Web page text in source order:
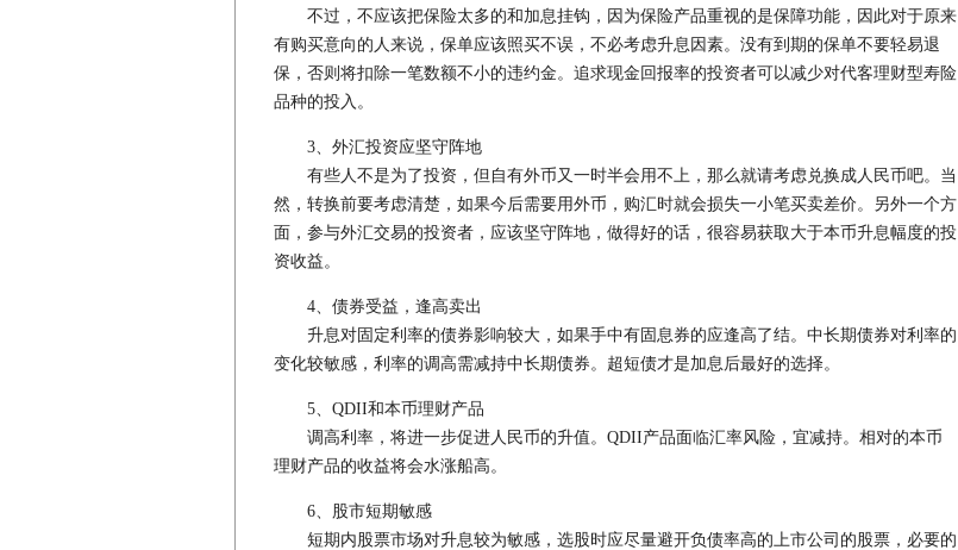
不过，不应该把保险太多的和加息挂钩，因为保险产品重视的是保障功能，因此对于原来
有购买意向的人来说，保单应该照买不误，不必考虑升息因素。没有到期的保单不要轻易退
保，否则将扣除一笔数额不小的违约金。追求现金回报率的投资者可以减少对代客理财型寿险
品种的投入。
3、外汇投资应坚守阵地
有些人不是为了投资，但自有外币又一时半会用不上，那么就请考虑兑换成人民币吧。当
然，转换前要考虑清楚，如果今后需要用外币，购汇时就会损失一小笔买卖差价。另外一个方
面，参与外汇交易的投资者，应该坚守阵地，做得好的话，很容易获取大于本币升息幅度的投
资收益。
4、债券受益，逢高卖出
升息对固定利率的债券影响较大，如果手中有固息券的应逢高了结。中长期债券对利率的
变化较敏感，利率的调高需减持中长期债券。超短债才是加息后最好的选择。
5、QDII和本币理财产品
调高利率，将进一步促进人民币的升值。QDII产品面临汇率风险，宜减持。相对的本币
理财产品的收益将会水涨船高。
6、股市短期敏感
短期内股票市场对升息较为敏感，选股时应尽量避开负债率高的上市公司的股票，必要的